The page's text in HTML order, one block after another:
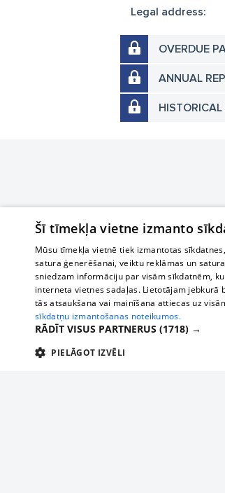
Legal address:
OVERDUE
ANNUAL
Šī tīmekļa vietne izmanto
Mūsu tīmekļa vietnē tiek izmantotas
satura ģenerēšanai, veiktu reklāmas un
sniedzam informāciju par visām sīkdatnēm,
interneta vietnes sadaļas. Lietotājam
tās atsaukšana vai mainīšana attiecas uz
sīkdatņu izmantošanas noteikumos.
RĀDĪT VISUS PARTNERUS (1718) →
PIELĀGOT IZVĒLI